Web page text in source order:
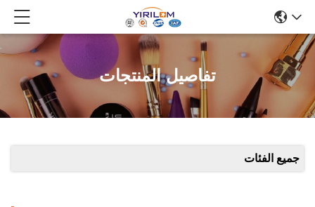
تفاصيل المنتجات
جميع الفئات